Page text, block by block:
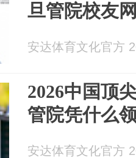
旦管院校友
安达体育文化官方
2026中国顶
管院凭什么
安达体育文化官方